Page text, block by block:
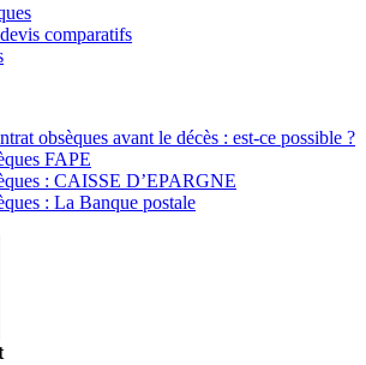
comparatifs
obsèques avant le décès : est-ce possible ?
FAPE
: CAISSE D’EPARGNE
: La Banque postale